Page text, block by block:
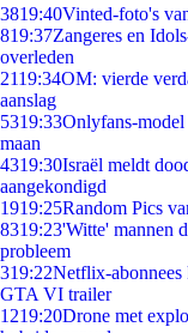
3819:40Vinted-foto's
819:37Zangeres en
overleden
2119:34OM: vierde
aanslag
5319:33Onlyfans-
maan
4319:30Israël meldt
aangekondigd
1919:25Random Pics
8319:23'Witte' mannen
probleem
319:22Netflix-abonnees
GTA VI trailer
1219:20Drone met